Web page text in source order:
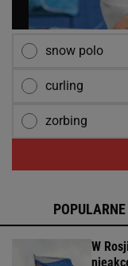
snow polo
curling
zorbing
POPULARNE
W